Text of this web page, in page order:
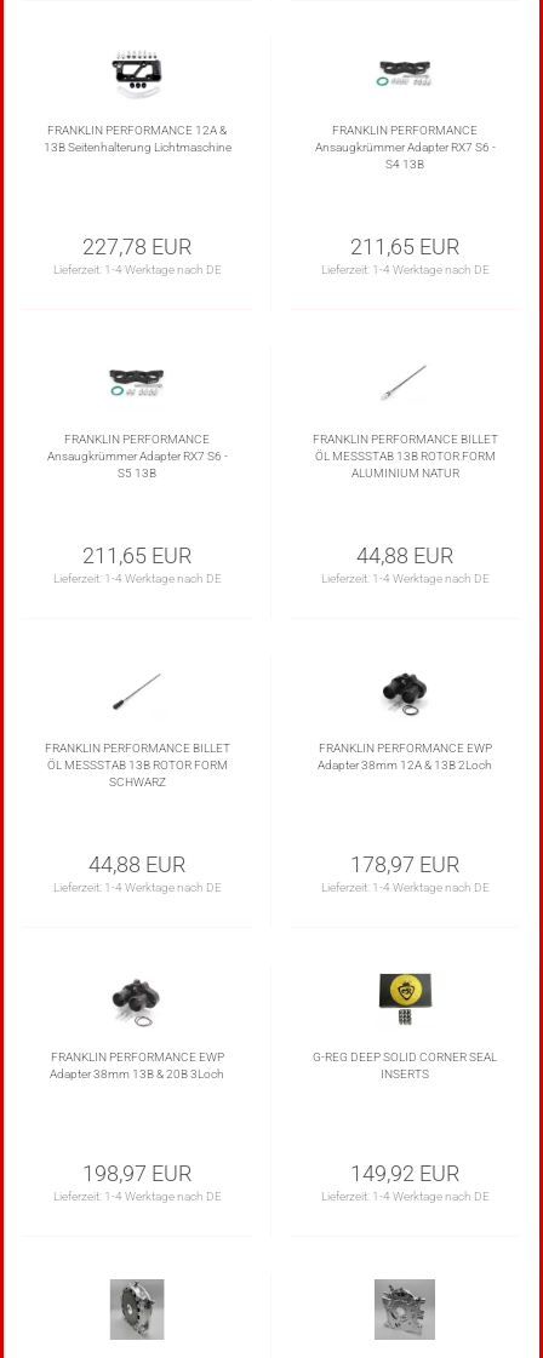
FRANKLIN PERFORMANCE 12A &
13B Seitenhalterung Lichtmaschine
227,78 EUR
Lieferzeit: 1-4 Werktage nach DE
FRANKLIN PERFORMANCE
Ansaugkrümmer Adapter RX7 S6 -
S4 13B
211,65 EUR
Lieferzeit: 1-4 Werktage nach DE
FRANKLIN PERFORMANCE
Ansaugkrümmer Adapter RX7 S6 -
S5 13B
211,65 EUR
Lieferzeit: 1-4 Werktage nach DE
FRANKLIN PERFORMANCE BILLET
ÖL MESSSTAB 13B ROTOR FORM
ALUMINIUM NATUR
44,88 EUR
Lieferzeit: 1-4 Werktage nach DE
FRANKLIN PERFORMANCE BILLET
ÖL MESSSTAB 13B ROTOR FORM
SCHWARZ
44,88 EUR
Lieferzeit: 1-4 Werktage nach DE
FRANKLIN PERFORMANCE EWP
Adapter 38mm 12A & 13B 2Loch
178,97 EUR
Lieferzeit: 1-4 Werktage nach DE
FRANKLIN PERFORMANCE EWP
Adapter 38mm 13B & 20B 3Loch
198,97 EUR
Lieferzeit: 1-4 Werktage nach DE
G-REG DEEP SOLID CORNER SEAL
INSERTS
149,92 EUR
Lieferzeit: 1-4 Werktage nach DE